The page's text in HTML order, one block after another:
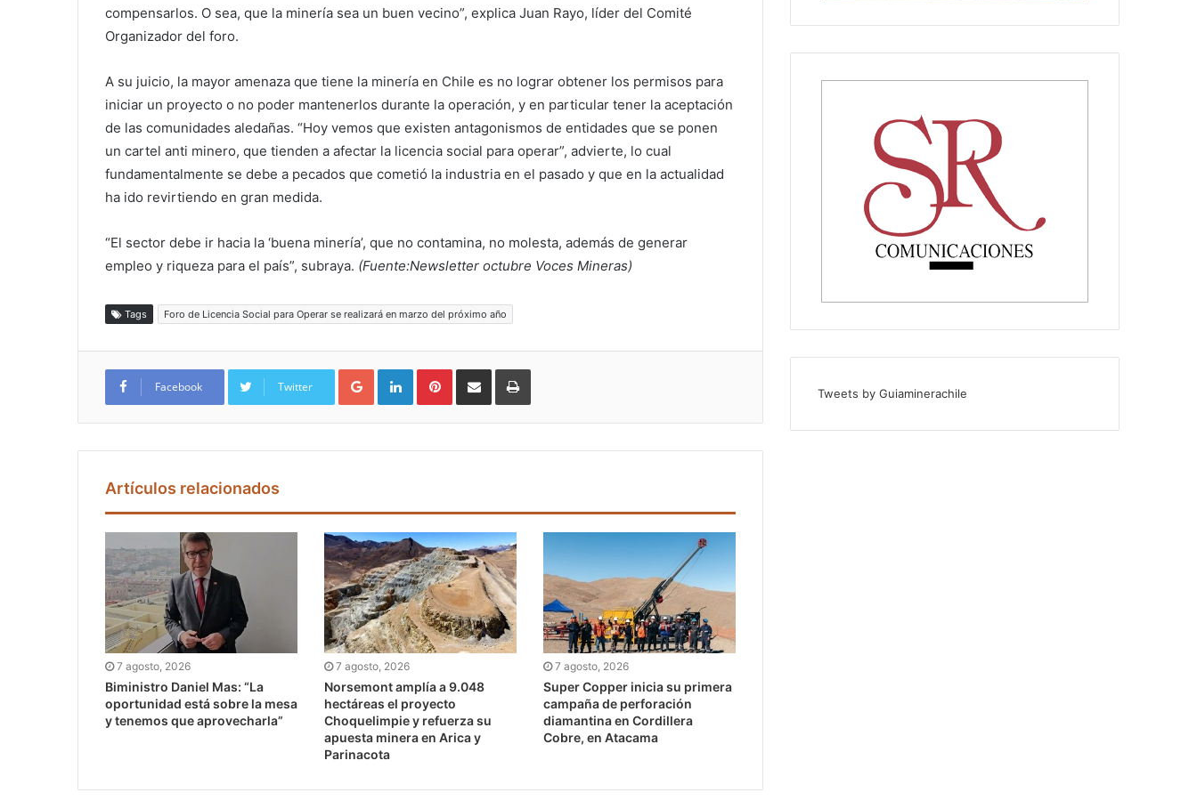
compensarlos. O sea, que la minería sea un buen vecino”, explica Juan Rayo, líder del Comité
Organizador del foro.
A su juicio, la mayor amenaza que tiene la minería en Chile es no lograr obtener los permisos para
iniciar un proyecto o no poder mantenerlos durante la operación, y en particular tener la aceptación
de las comunidades aledañas. “Hoy vemos que existen antagonismos de entidades que se ponen
un cartel anti minero, que tienden a afectar la licencia social para operar”, advierte, lo cual
fundamentalmente se debe a pecados que cometió la industria en el pasado y que en la actualidad
ha ido revirtiendo en gran medida.
“El sector debe ir hacia la ‘buena minería’, que no contamina, no molesta, además de generar
empleo y riqueza para el país”, subraya. (Fuente:Newsletter octubre Voces Mineras)
Tags Foro de Licencia Social para Operar se realizará en marzo del próximo año
Facebook Twitter
Google+ LinkedIn Pinterest
Artículos relacionados
7 agosto, 2026
Biministro Daniel Mas: “La
oportunidad está sobre la mesa
y tenemos que aprovecharla”
7 agosto, 2026
Norsemont amplía a 9.048
hectáreas el proyecto
Choquelimpie y refuerza su
apuesta minera en Arica y
Parinacota
7 agosto, 2026
Super Copper inicia su primera
campaña de perforación
diamantina en Cordillera
Cobre, en Atacama
Tweets by Guiaminerachile